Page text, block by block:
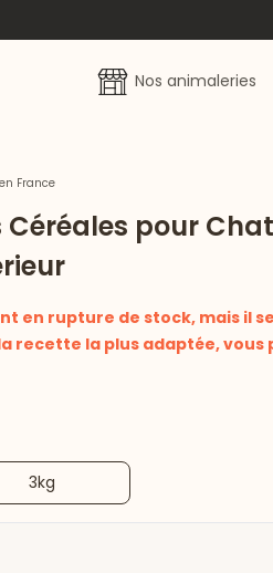
Nos animaleries
France
Céréales pour
en rupture de stock, mais il
recette la plus adaptée,
3kg